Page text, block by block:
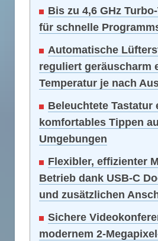
Bis zu 4,6 GHz
für schnelle
Automatische
reguliert geräuscharm
Temperatur je nach
Beleuchtete Tastatur
komfortables Tippen
Umgebungen
Flexibler, effizienter
Betrieb dank USB-C
und zusätzlichen
Sichere
modernem 2-